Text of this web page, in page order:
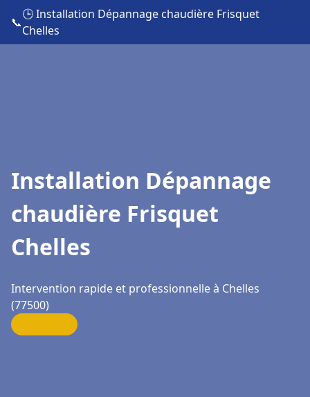
📞
🕒 Installation Dépannage chaudière Frisquet
Chelles
Installation Dépannage
chaudière Frisquet
Chelles
Intervention rapide et professionnelle à Chelles
(77500)